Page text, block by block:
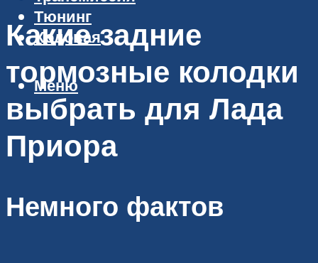
Тюнинг
Ходовая
Меню
Какие задние
тормозные колодки
выбрать для Лада
Приора
Немного фактов